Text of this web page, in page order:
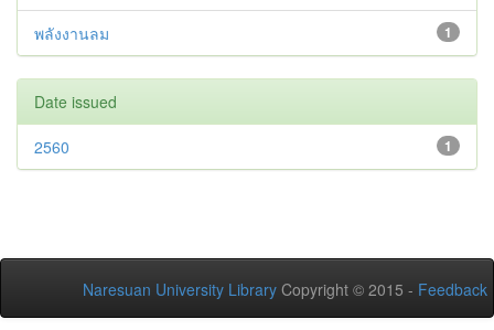
1
พลังงานลม
Date issued
1
2560
Naresuan University Library Copyright © 2015 - Feedback